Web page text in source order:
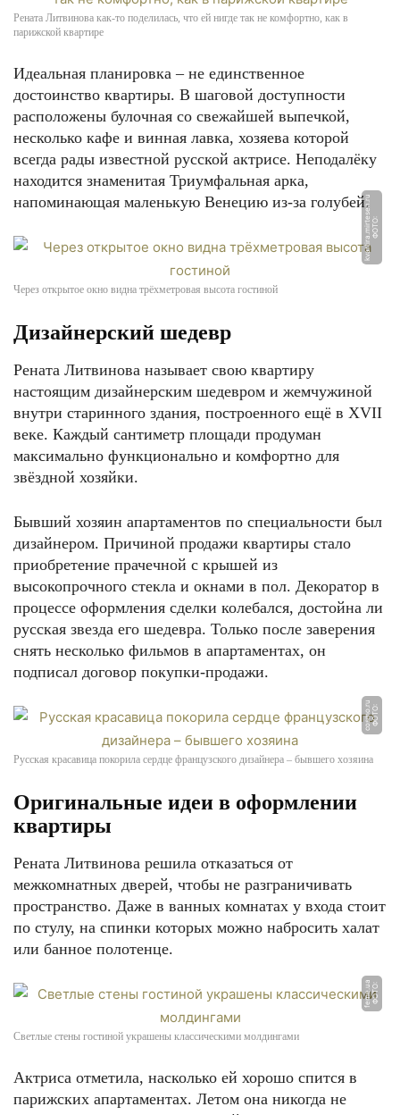
Рената Литвинова как-то поделилась, что ей нигде так не комфортно, как в
парижской квартире
Идеальная планировка – не единственное
достоинство квартиры. В шаговой доступности
расположены булочная со свежайшей выпечкой,
несколько кафе и винная лавка, хозяева которой
всегда рады известной русской актрисе. Неподалёку
находится знаменитая Триумфальная арка,
напоминающая маленькую Венецию из-за голубей.
Ф
О
Т
О:
k
v
a
r
ti
r
a.
mi
r
t
e
s
e
n.
r
u
Через открытое окно видна трёхметровая высота гостиной
Дизайнерский шедевр
Рената Литвинова называет свою квартиру
настоящим дизайнерским шедевром и жемчужиной
внутри старинного здания, построенного ещё в XVII
веке. Каждый сантиметр площади продуман
максимально функционально и комфортно для
звёздной хозяйки.
Бывший хозяин апартаментов по специальности был
дизайнером. Причиной продажи квартиры стало
приобретение прачечной с крышей из
высокопрочного стекла и окнами в пол. Декоратор в
процессе оформления сделки колебался, достойна ли
русская звезда его шедевра. Только после заверения
снять несколько фильмов в апартаментах, он
подписал договор покупки-продажи.
Ф
О
Т
О:
c
o
s
m
o.
r
u
Русская красавица покорила сердце французского дизайнера – бывшего хозяина
Оригинальные идеи в оформлении
квартиры
Рената Литвинова решила отказаться от
межкомнатных дверей, чтобы не разграничивать
пространство. Даже в ванных комнатах у входа стоит
по стулу, на спинки которых можно набросить халат
или банное полотенце.
Ф
О
Т
О:
f
e
m
e.
u
a
Светлые стены гостиной украшены классическими молдингами
Актриса отметила, насколько ей хорошо спится в
парижских апартаментах. Летом она никогда не